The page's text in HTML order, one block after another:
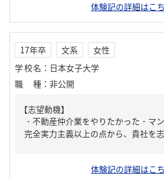
体験記の詳細はこ
17年卒 文系
女性
学校名 ： 日本女子大学
職種 ： 非公開
【志望動機】
・不動産仲介業をやりたかった・マ
完全実力主義以上の点から、貴社を志
体験記の詳細はこ